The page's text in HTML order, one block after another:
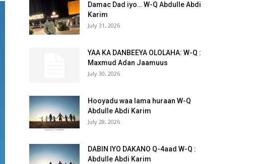
Damac Dad iyo… W-Q Abdulle Abdi
Karim
July 31, 2026
YAA KA DANBEEYA OLOLAHA: W-Q :
Maxmud Adan Jaamuus
July 30, 2026
Hooyadu waa lama huraan W-Q
Abdulle Abdi Karim
July 28, 2026
DABIN IYO DAKANO Q-4aad W-Q :
Abdulle Abdi Karim